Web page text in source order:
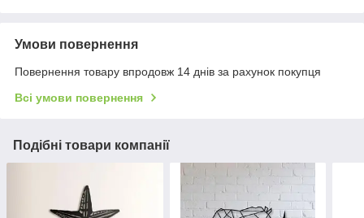
Умови повернення
Повернення товару впродовж 14 днів за рахунок покупця
Всі умови повернення
Подібні товари компанії